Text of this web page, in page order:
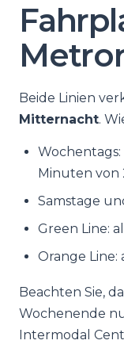
Beide Linien
Mitternacht.
Wochentags:
Minuten von
Samstage
Green Line:
Orange Line:
Beachten Sie,
Wochenende
Intermodal